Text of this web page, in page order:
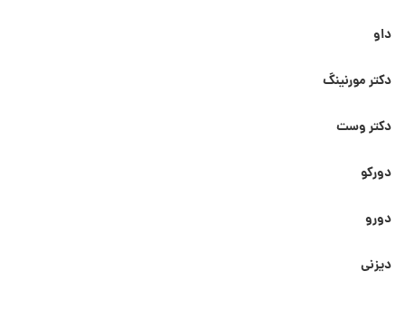
داو
دکتر مورنینگ
دکتر وست
دورکو
دورو
دیزنی